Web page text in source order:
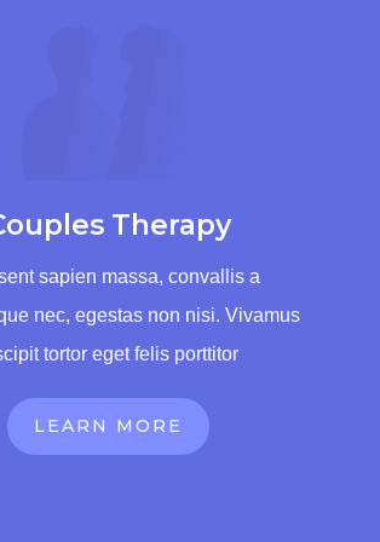
Therapy
sapien massa, convallis a
nec, egestas non nisi. Vivamus
tortor eget felis porttitor
LEARN MORE